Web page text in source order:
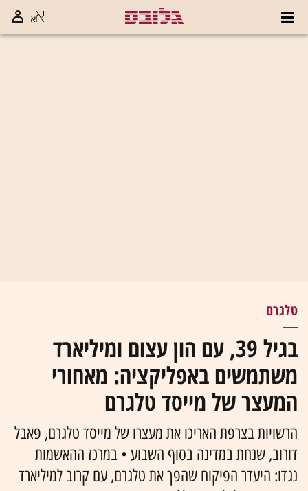
טלגרם
בגיל 39, עם הון עצום ומיליארד
משתמשים באפליקציה: מאחורי
המעצר של מייסד טלגרם
הרשויות בצרפת האריכו את מעצרו של מייסד טלגרם, פאבל
דורוב, שנחת במדינה בסוף השבוע • במרכז ההאשמות
נגדו: היעדר הפיקוח שהפך את טלגרם, עם קרוב למיליארד